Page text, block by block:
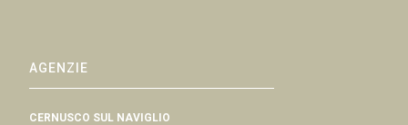
AGENZIE
CERNUSCO SUL NAVIGLIO